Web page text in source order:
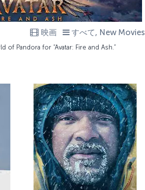
映画 すべて, New Movies
of Pandora for “Avatar: Fire and Ash.”